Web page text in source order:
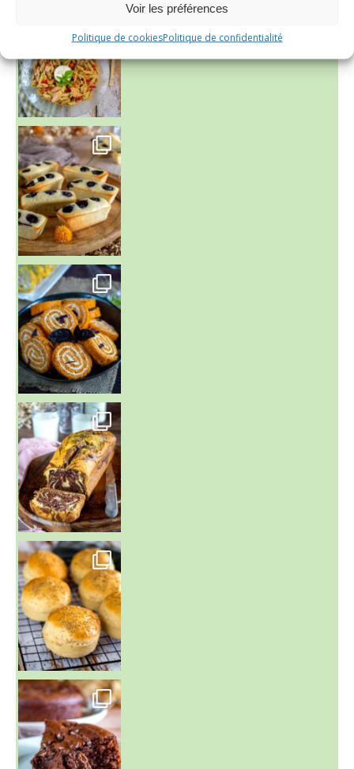
Voir les préférences
Politique de cookiesPolitique de confidentialité
~ FINANCIERS MYRTILLES ET CITRON ~
Aujourd'hu
~ BUNS MAISON ~
Un peu de boulange par ici au
~ GÂTEAU FONDANT CHOCO NOISETTE ~
C'est lundi